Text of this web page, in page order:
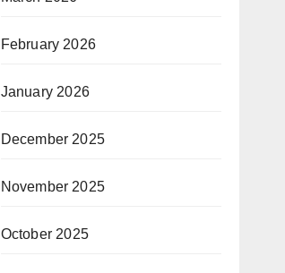
February 2026
January 2026
December 2025
November 2025
October 2025